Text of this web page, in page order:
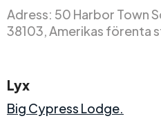
Adress: 50 Harbor Town
38103, Amerikas förenta
Lyx
Big Cypress Lodge.